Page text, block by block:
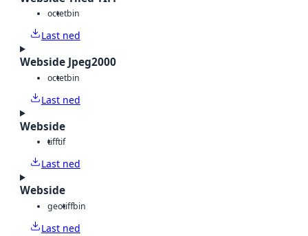
octetbin
Last ned
Webside Jpeg2000
octetbin
Last ned
Webside
tifftif
Last ned
Webside
geotiffbin
Last ned